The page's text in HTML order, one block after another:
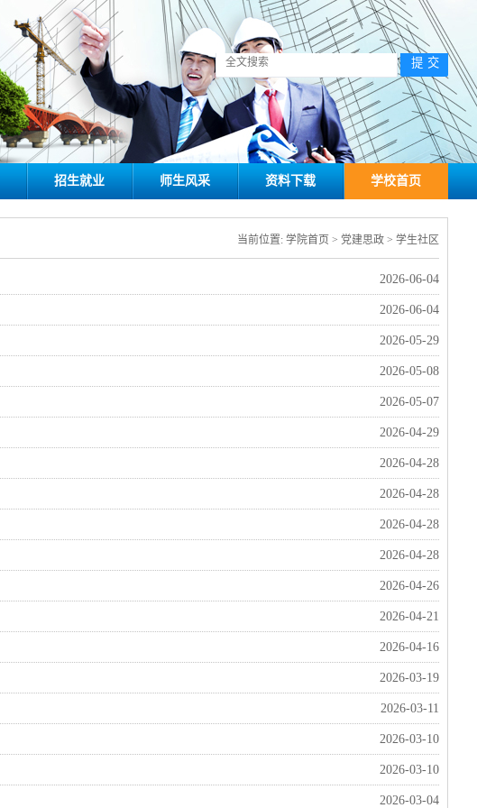
招生就业 师生风采 资料下载 学校首页
当前位置: 学院首页 > 党建思政 > 学生社区
2026-06-04
2026-06-04
2026-05-29
2026-05-08
2026-05-07
2026-04-29
2026-04-28
2026-04-28
2026-04-28
2026-04-28
2026-04-26
2026-04-21
2026-04-16
2026-03-19
2026-03-11
2026-03-10
2026-03-10
2026-03-04